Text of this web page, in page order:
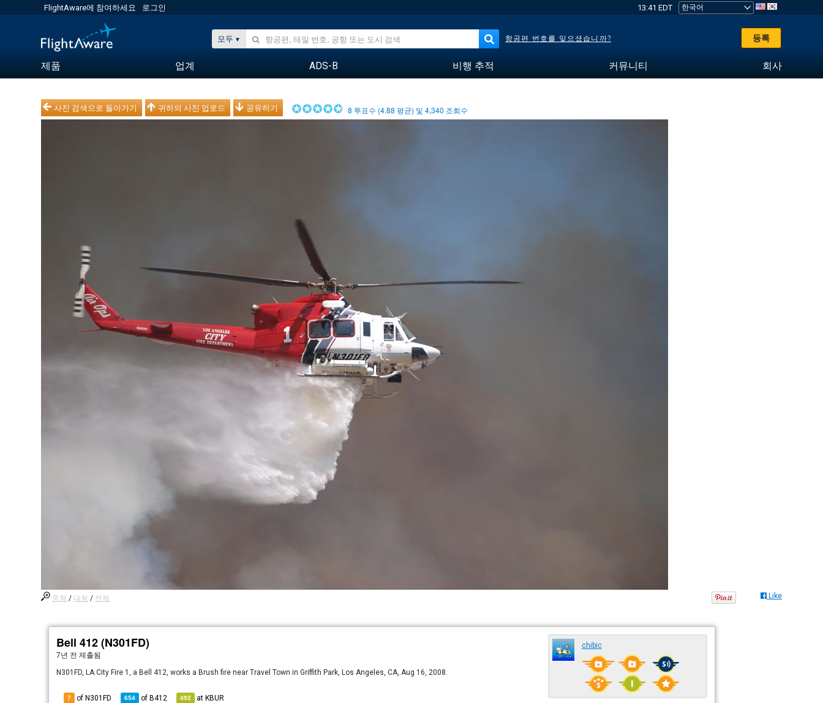
FlightAware에 참여하세요 로그인 13:41 EDT
모두 항공편 번호를 잊으셨습니까? 등록
제품 업계 ADS-B 비행 추적 커뮤니티 회사
사진 검색으로 돌아가기 귀하의 사진 업로드 공유하기 8 투표수 (4.88 평균) 및4,340 조회수
중형 / 대형 / 전체 Like
Bell 412 (N301FD)
7년 전 제출됨
N301FD, LA City Fire 1, a Bell 412, works a Brush fire near Travel Town in Griffith Park, Los Angeles, CA, Aug 16, 2008.
7 of N301FD 654 of B412 492 at KBUR
chibic